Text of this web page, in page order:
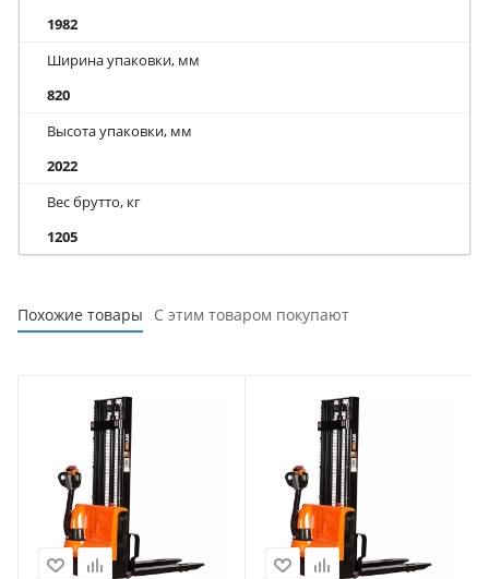
1982
Ширина упаковки, мм
820
Высота упаковки, мм
2022
Вес брутто, кг
1205
Похожие товары С этим товаром покупают